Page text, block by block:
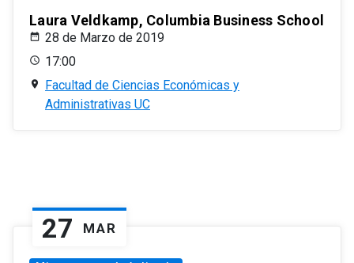
Laura Veldkamp, Columbia Business School
28 de Marzo de 2019
17:00
Facultad de Ciencias Económicas y
Administrativas UC
27 MAR